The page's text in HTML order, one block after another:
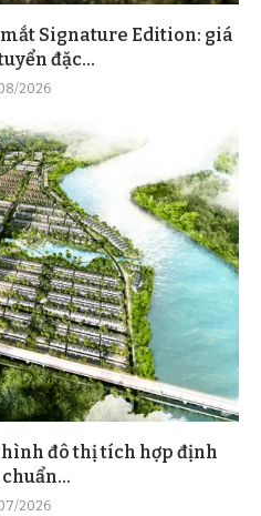
Signature Edition: giá
đặc...
2026
đô thị tích hợp định
2026